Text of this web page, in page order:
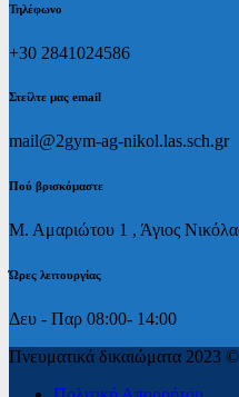
Τηλέφωνο
+30 2841024586
Στείλτε μας email
mail@2gym-ag-nikol.las.sch.gr
Πoύ βρισκόμαστε
Μ. Αμαριώτου 1 , Άγιος
Ώρες λειτουργίας
Δευ - Παρ 08:00- 14:00
Πνευματικά δικαιώματα 2023